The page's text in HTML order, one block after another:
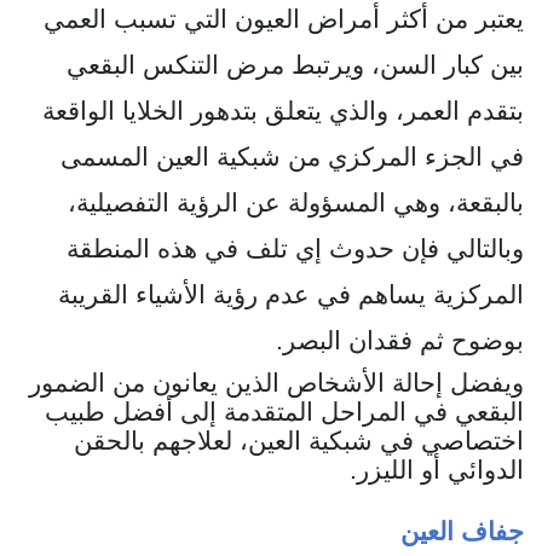
يعتبر من أكثر ‏أمراض العيون التي تسبب العمي
بين كبار السن، ‏ويرتبط مرض التنكس البقعي
بتقدم العمر، والذي يتعلق بتدهور الخلايا الواقعة
في الجزء المركزي من شبكية العين المسمى
بالبقعة، وهي المسؤولة عن الرؤية التفصيلية،
وبالتالي فإن حدوث إي تلف في هذه المنطقة
المركزية يساهم في عدم رؤية الأشياء القريبة
بوضوح ثم فقدان البصر.
ويفضل إحالة الأشخاص الذين يعانون من الضمور
البقعي في المراحل المتقدمة إلى أفضل طبيب
اختصاصي في شبكية العين، لعلاجهم بالحقن
الدوائي أو الليزر.
جفاف العين